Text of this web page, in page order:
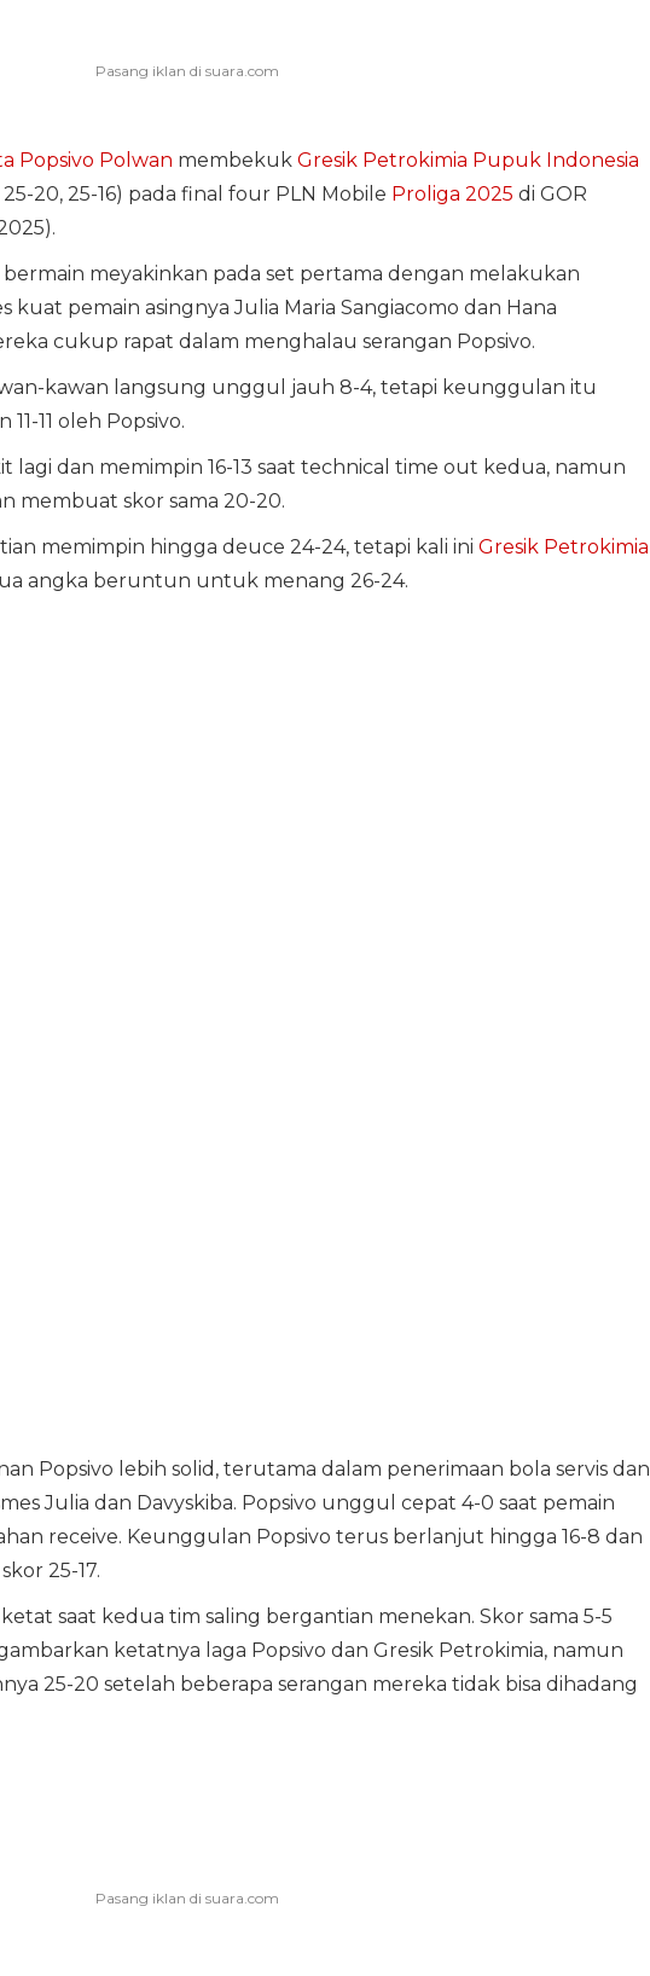
Popsivo Polwan membekuk Gresik Petrokimia Pupuk Indonesia
25-20, 25-16) pada final four PLN Mobile Proliga 2025 di GOR
bermain meyakinkan pada set pertama dengan melakukan
kuat pemain asingnya Julia Maria Sangiacomo dan Hana
cukup rapat dalam menghalau serangan Popsivo.
kawan langsung unggul jauh 8-4, tetapi keunggulan itu
11 oleh Popsivo.
lagi dan memimpin 16-13 saat technical time out kedua, namun
membuat skor sama 20-20.
memimpin hingga deuce 24-24, tetapi kali ini Gresik Petrokimia
angka beruntun untuk menang 26-24.
Popsivo lebih solid, terutama dalam penerimaan bola servis dan
Julia dan Davyskiba. Popsivo unggul cepat 4-0 saat pemain
receive. Keunggulan Popsivo terus berlanjut hingga 16-8 dan
25-17.
saat kedua tim saling bergantian menekan. Skor sama 5-5
ketatnya laga Popsivo dan Gresik Petrokimia, namun
25-20 setelah beberapa serangan mereka tidak bisa dihadang